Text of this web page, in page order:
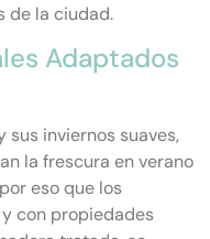
de la ciudad.
Adaptados
sus inviernos suaves,
la frescura en verano
eso que los
con propiedades